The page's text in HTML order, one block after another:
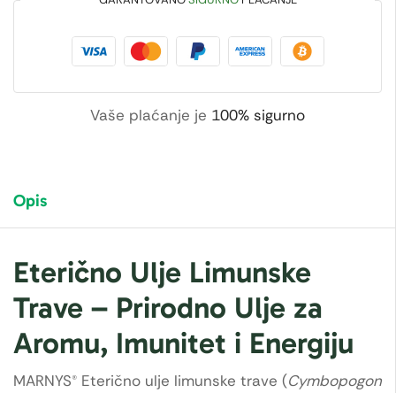
Vaše plaćanje je 100% sigurno
Opis
Eterično Ulje Limunske
Trave – Prirodno Ulje za
Aromu, Imunitet i Energiju
MARNYS® Eterično ulje limunske trave (Cymbopogon